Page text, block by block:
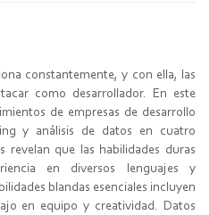
constantemente, y con ella, las
como desarrollador. En este
de empresas de desarrollo
y análisis de datos en cuatro
revelan que las habilidades duras
en diversos lenguajes y
blandas esenciales incluyen
en equipo y creatividad. Datos